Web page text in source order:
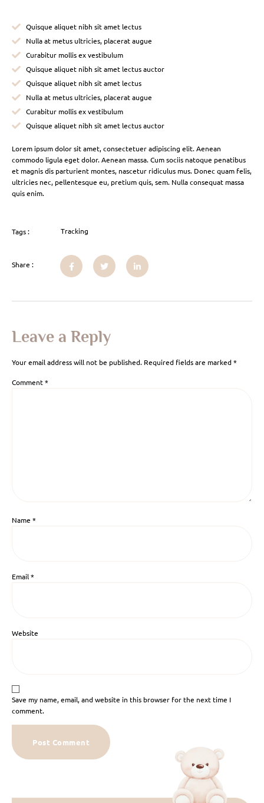
Quisque aliquet nibh sit amet lectus
Nulla at metus ultricies, placerat augue
Curabitur mollis ex vestibulum
Quisque aliquet nibh sit amet lectus auctor
Quisque aliquet nibh sit amet lectus
Nulla at metus ultricies, placerat augue
Curabitur mollis ex vestibulum
Quisque aliquet nibh sit amet lectus auctor
Lorem ipsum dolor sit amet, consectetuer adipiscing elit. Aenean
commodo ligula eget dolor. Aenean massa. Cum sociis natoque penatibus
et magnis dis parturient montes, nascetur ridiculus mus. Donec quam felis,
ultricies nec, pellentesque eu, pretium quis, sem. Nulla consequat massa
quis enim.
Tags : Tracking
Share :
Leave a Reply
Your email address will not be published. Required fields are marked*
Comment*
Name *
Email*
Website
Save my name, email, and website in this browser for the next time I
comment.